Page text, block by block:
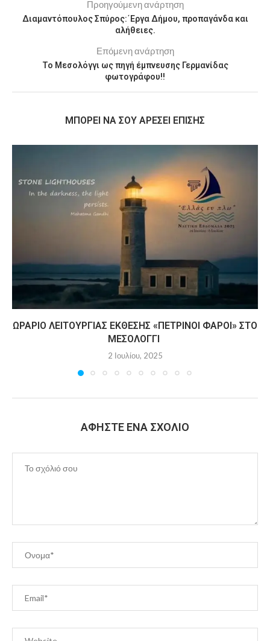
Προηγούμενη ανάρτηση
Διαμαντόπουλος Σπύρος:΄Εργα Δήμου, προπαγάνδα και
αλήθειες.
Επόμενη ανάρτηση
Το Μεσολόγγι ως πηγή έμπνευσης Γερμανίδας
φωτογράφου!!
MΠΟΡΕΊ ΝΑ ΣΟΥ ΑΡΈΣΕΙ ΕΠΊΣΗΣ
ΩΡΆΡΙΟ ΛΕΙΤΟΥΡΓΊΑΣ ΈΚΘΕΣΗΣ «ΠΈΤΡΙΝΟΙ ΦΆΡΟΙ» ΣΤΟ
ΜΕΣΟΛΌΓΓΙ
2 Ιουλίου, 2025
ΑΦΉΣΤΕ ΈΝΑ ΣΧΌΛΙΟ